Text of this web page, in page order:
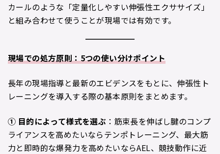
カールのような「定量化しやすい伸張性エクササイズ」
と組み合わせて使うことが現場では有効です。
現場での処方原則：5つの使い分けポイント
長年の現場指導と最新のエビデンスをもとに、伸張性ト
レーニングを導入する際の基本原則をまとめます。
① 目的によって様式を選ぶ ：筋束長を伸ばし腱のコンプ
ライアンスを高めたいならテンポトレーニング、最大筋
力と即時的な爆発力を高めたいならAEL、競技動作に近